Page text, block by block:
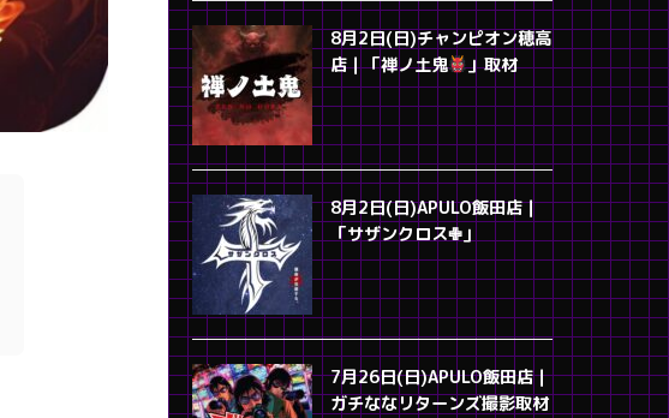
8月2日(日)チャンピオン穂高
店｜「禅ノ土鬼
」取材
8月2日(日)APULO飯田店｜
「サザンクロス✙」
7月26日(日)APULO飯田店｜
ガチななリターンズ撮影取材